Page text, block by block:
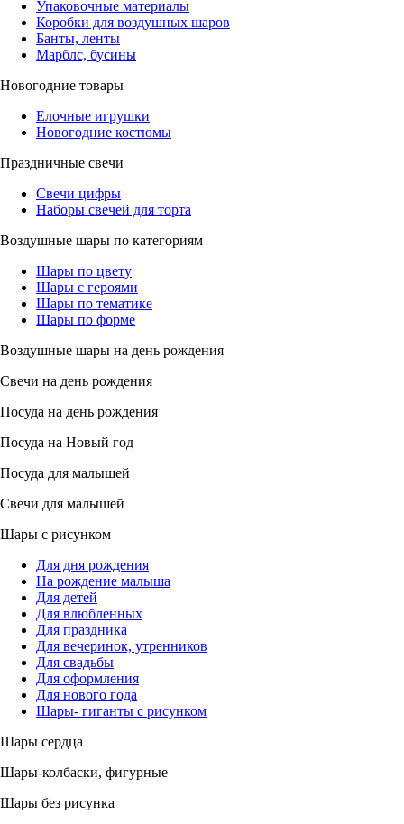
Упаковочные материалы
Коробки для воздушных шаров
Банты, ленты
Марблс, бусины
Новогодние товары
Елочные игрушки
Новогодние костюмы
Праздничные свечи
Свечи цифры
Наборы свечей для торта
Воздушные шары по категориям
Шары по цвету
Шары с героями
Шары по тематике
Шары по форме
Воздушные шары на день рождения
Свечи на день рождения
Посуда на день рождения
Посуда на Новый год
Посуда для малышей
Свечи для малышей
Шары с рисунком
Для дня рождения
На рождение малыша
Для детей
Для влюбленных
Для праздника
Для вечеринок, утренников
Для свадьбы
Для оформления
Для нового года
Шары- гиганты с рисунком
Шары сердца
Шары-колбаски, фигурные
Шары без рисунка